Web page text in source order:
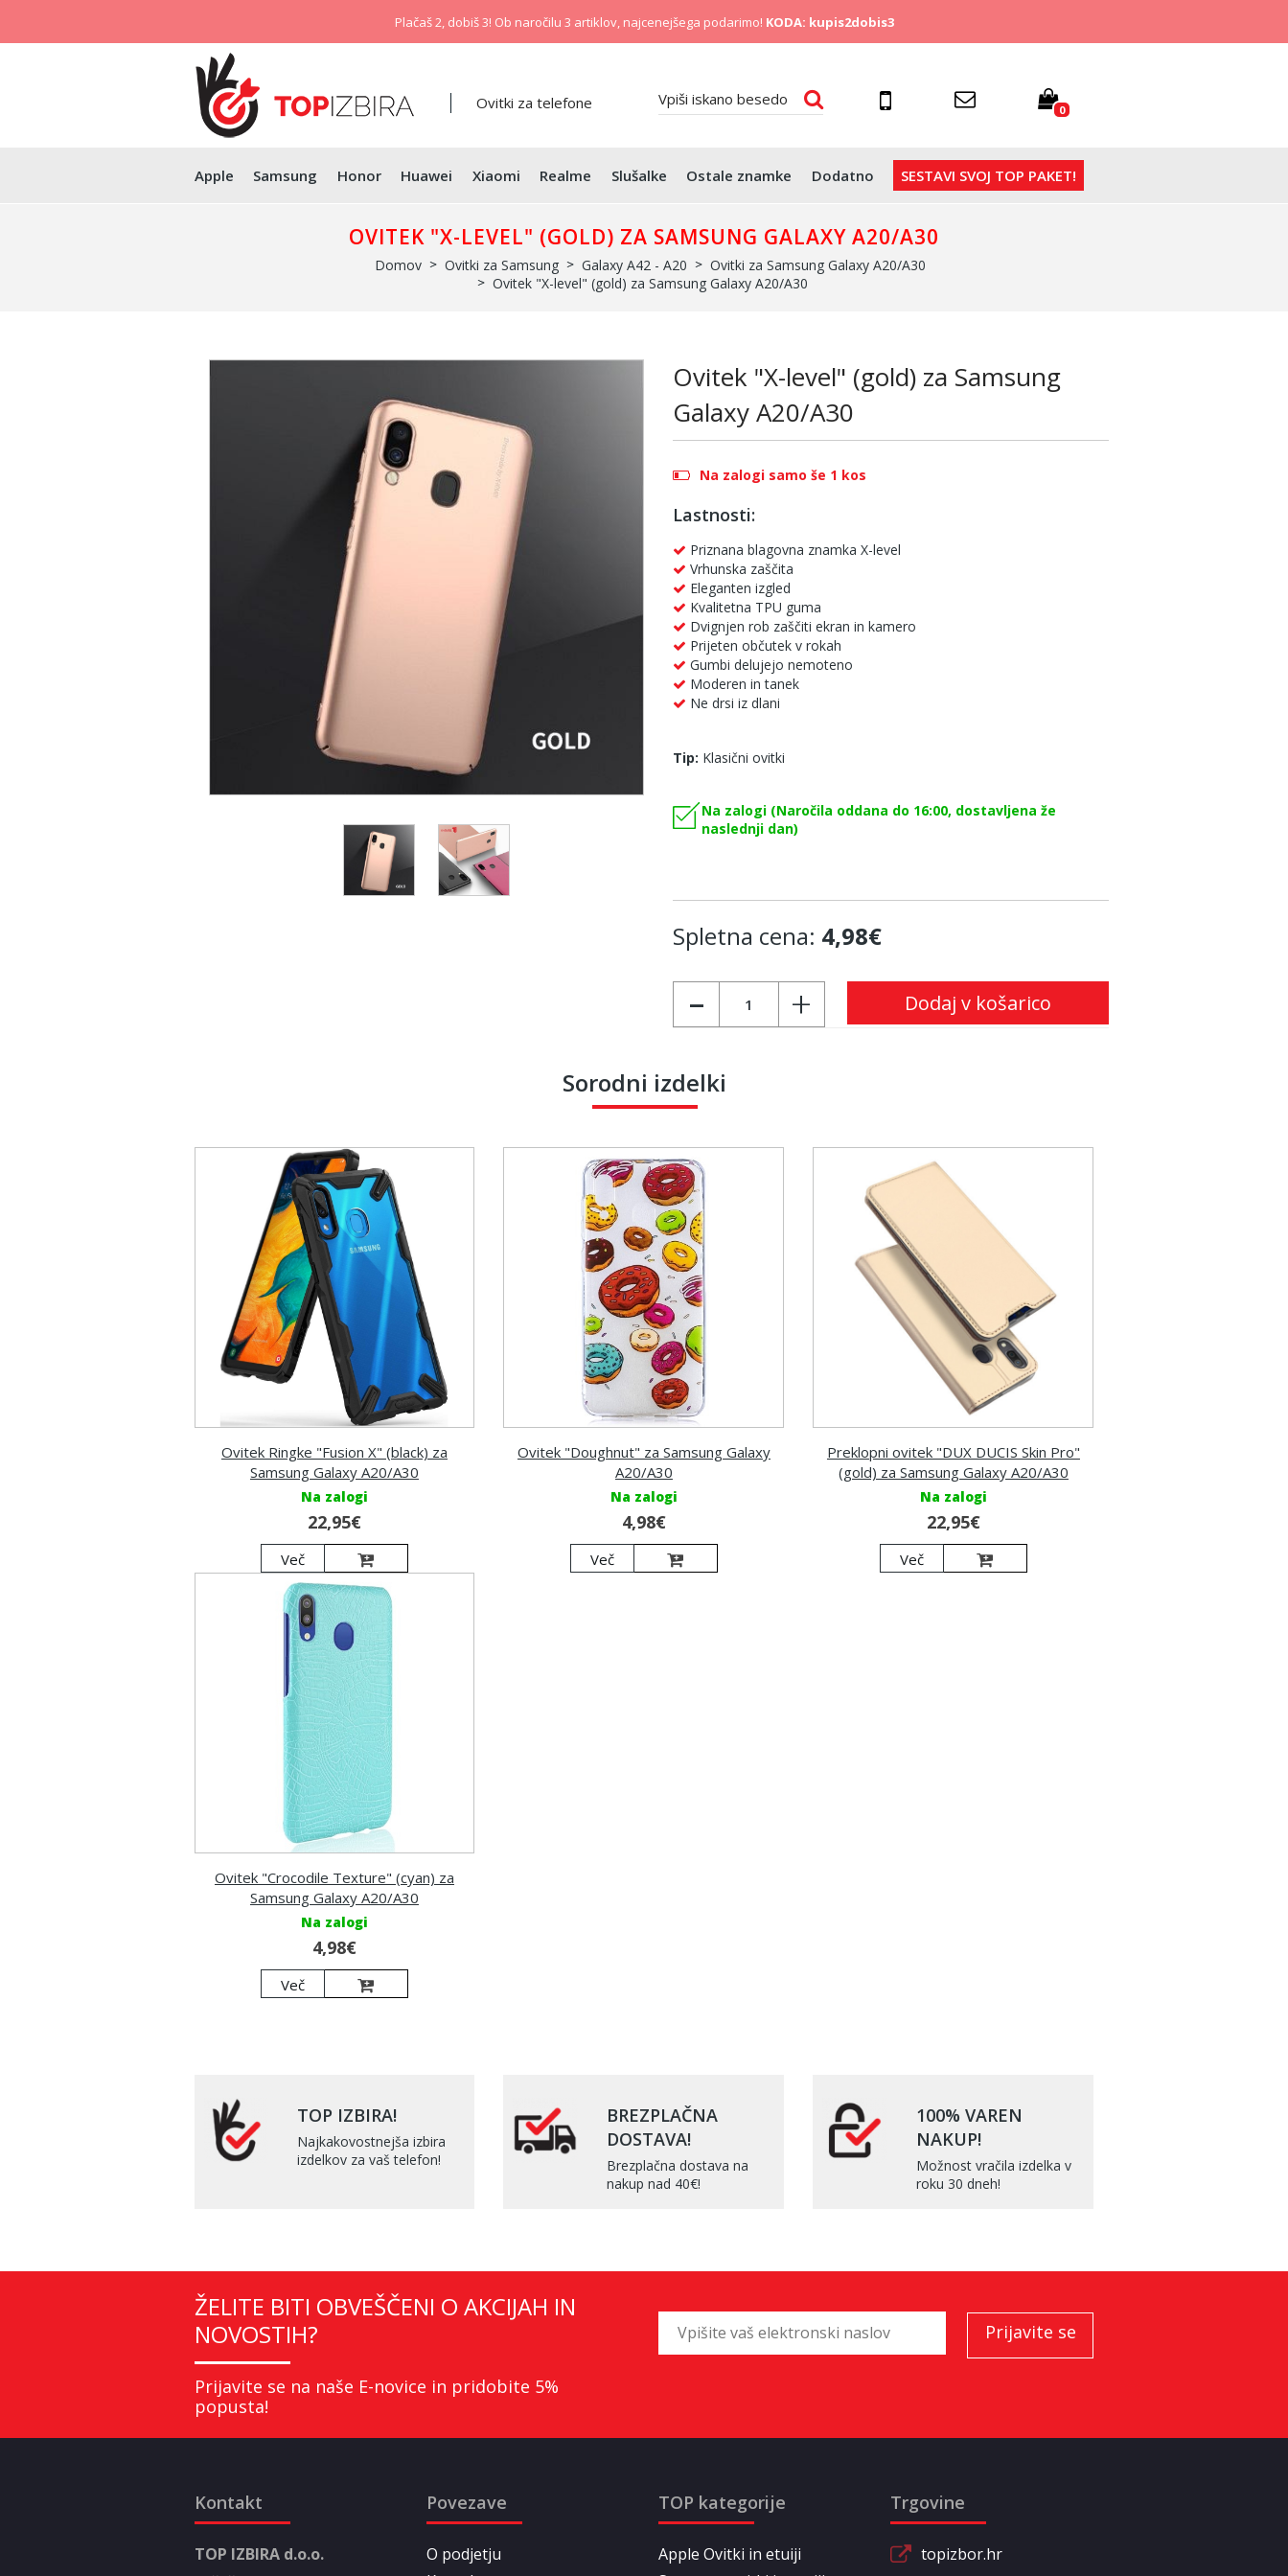
Plačaš 2, dobiš 3! Ob naročilu 3 artiklov, najcenejšega podarimo! KODA: kupis2dobis3
Ovitki za telefone 0
Apple Samsung Honor Huawei Xiaomi Realme Slušalke Ostale znamke Dodatno SESTAVI SVOJ TOP PAKET!
OVITEK "X-LEVEL" (GOLD) ZA SAMSUNG GALAXY A20/A30
Domov Ovitki za Samsung Galaxy A42 - A20
Ovitki za Samsung Galaxy A20/A30
Ovitek "X-level" (gold) za Samsung Galaxy A20/A30
Ovitek "X-level" (gold) za Samsung
Galaxy A20/A30
Na zalogi samo še 1 kos
Lastnosti:
Priznana blagovna znamka X-level
Vrhunska zaščita
Eleganten izgled
Kvalitetna TPU guma
Dvignjen rob zaščiti ekran in kamero
Prijeten občutek v rokah
Gumbi delujejo nemoteno
Moderen in tanek
Ne drsi iz dlani
Tip: Klasični ovitki
Na zalogi (Naročila oddana do 16:00, dostavljena že
naslednji dan)
Spletna cena: 4,98€
- + Dodaj v košarico
Sorodni izdelki
Ovitek Ringke "Fusion X" (black) za
Samsung Galaxy A20/A30
Na zalogi
22,95€
Več
Ovitek "Doughnut" za Samsung Galaxy
A20/A30
Na zalogi
4,98€
Več
Preklopni ovitek "DUX DUCIS Skin Pro"
(gold) za Samsung Galaxy A20/A30
Na zalogi
22,95€
Več
Ovitek "Crocodile Texture" (cyan) za
Samsung Galaxy A20/A30
Na zalogi
4,98€
Več
TOP IZBIRA!
Najkakovostnejša izbira
izdelkov za vaš telefon!
BREZPLAČNA
DOSTAVA!
Brezplačna dostava na
nakup nad 40€!
100% VAREN
NAKUP!
Možnost vračila izdelka v
roku 30 dneh!
ŽELITE BITI OBVEŠČENI O AKCIJAH IN
NOVOSTIH?
Prijavite se na naše E-novice in pridobite 5%
popusta!
Kontakt
TOP IZBIRA d.o.o.
Povezave
O podjetju
TOP kategorije
Apple Ovitki in etuiji
Trgovine
topizbor.hr